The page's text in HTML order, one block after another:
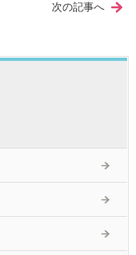
次の記事へ